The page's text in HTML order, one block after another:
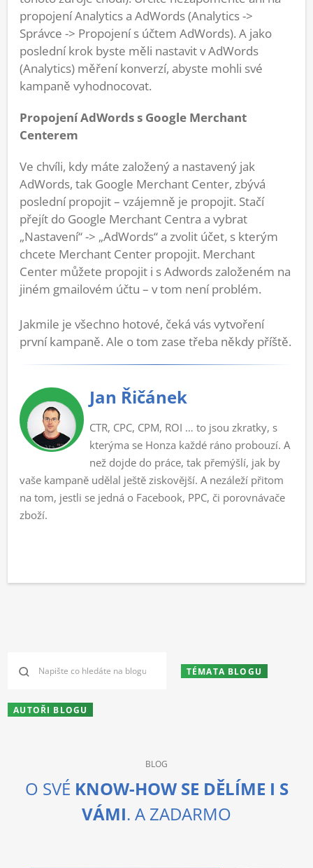
propojení Analytics a AdWords (Analytics ->
Správce -> Propojení s účtem AdWords). A jako
poslední krok byste měli nastavit v AdWords
(Analytics) měření konverzí, abyste mohli své
kampaně vyhodnocovat.
Propojení AdWords s Google Merchant
Centerem
Ve chvíli, kdy máte založený a nastavený jak
AdWords, tak Google Merchant Center, zbývá
poslední propojit – vzájemně je propojit. Stačí
přejít do Google Merchant Centra a vybrat
„Nastavení“ -> „AdWords“ a zvolit účet, s kterým
chcete Merchant Center propojit. Merchant
Center můžete propojit i s Adwords založeném na
jiném gmailovém účtu – v tom není problém.
Jakmile je všechno hotové, čeká vás vytvoření
první kampaně. Ale o tom zase třeba někdy příště.
Jan Řičánek
CTR, CPC, CPM, ROI … to jsou zkratky, s
kterýma se Honza každé ráno probouzí. A
než dojde do práce, tak přemýšlí, jak by
vaše kampaně udělal ještě ziskovější. A nezáleží přitom
na tom, jestli se jedná o Facebook, PPC, či porovnávače
zboží.
TÉMATA BLOGU
AUTOŘI BLOGU
BLOG
O SVÉ KNOW-HOW SE DĚLÍME I S
VÁMI. A ZADARMO